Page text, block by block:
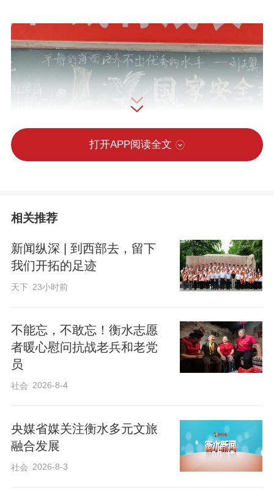
逊而坚定：“这份荣誉不是终点，而是对我
过往努力的肯定，更是继续前行的动
力。”在他看来，新时代青年的模样，从来
打开APP阅读全文
相关推荐
新闻纵深 | 到西部去，留下
我们开拓的足迹
天下 23小时前
不能忘，不敢忘！衡水志愿
者暖心慰问抗战老兵和老党
员
社会 2026-8-4
央媒省媒关注衡水多元文旅
融合发展
社会 2026-8-3